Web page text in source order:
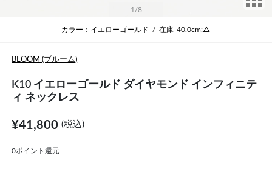
1 /8
カラー：イエローゴールド / 在庫 40.0cm:△
BLOOM (ブルーム)
K10 イエローゴールド ダイヤモンド インフィニテ
ィ ネックレス
¥41,800(税込)
0ポイント還元